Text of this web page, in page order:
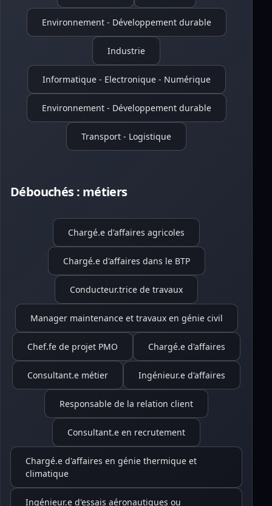
Environnement - Développement durable
Industrie
Informatique - Electronique - Numérique
Environnement - Développement durable
Transport - Logistique
Débouchés : métiers
Chargé.e d'affaires agricoles
Chargé.e d'affaires dans le BTP
Conducteur.trice de travaux
Manager maintenance et travaux en génie civil
Chef.fe de projet PMO Chargé.e d'affaires
Consultant.e métier Ingénieur.e d'affaires
Responsable de la relation client
Consultant.e en recrutement
Chargé.e d'affaires en génie thermique et
climatique
Ingénieur.e d'essais aéronautiques ou